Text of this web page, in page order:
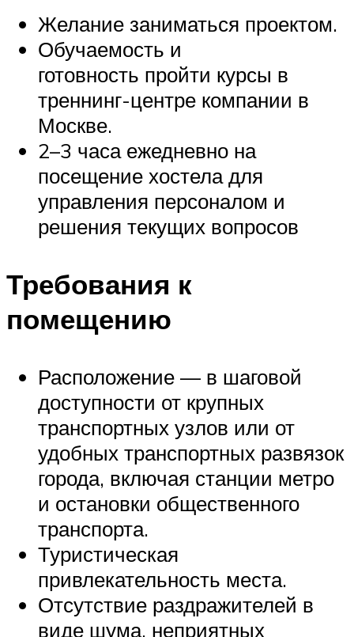
Желание заниматься проектом.
Обучаемость и
готовность пройти курсы в
треннинг-центре компании в
Москве.
2–3 часа ежедневно на
посещение хостела для
управления персоналом и
решения текущих вопросов
Требования к
помещению
Расположение — в шаговой
доступности от крупных
транспортных узлов или от
удобных транспортных развязок
города, включая станции метро
и остановки общественного
транспорта.
Туристическая
привлекательность места.
Отсутствие раздражителей в
виде шума, неприятных